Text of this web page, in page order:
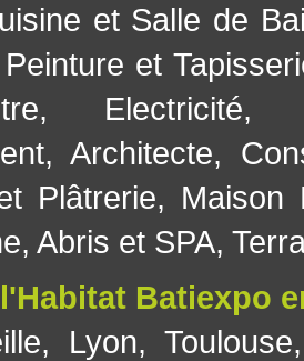
et Salle de
Peinture et
, Electricité
, Architecte,
Plâtrerie, Maison
Abris et SPA,
Batiexpo
, Lyon, Toulouse